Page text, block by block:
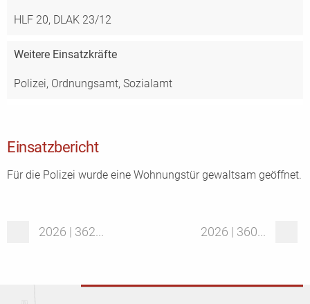
HLF 20, DLAK 23/12
Weitere Einsatzkräfte
Polizei, Ordnungsamt, Sozialamt
Einsatzbericht
Für die Polizei wurde eine Wohnungstür gewaltsam geöffnet.
2026 | 362... 2026 | 360...